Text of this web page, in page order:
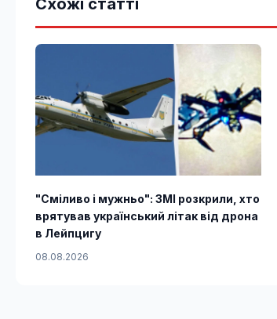
Схожі статті
"Сміливо і мужньо": ЗМІ розкрили, хто
врятував український літак від дрона
в Лейпцигу
08.08.2026